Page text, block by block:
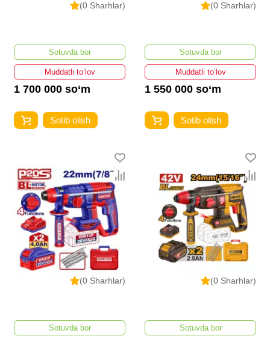
(0 Sharhlar)
Sotuvda bor
Muddatli to‘lov
1 700 000 so‘m
Sotib olish
(0 Sharhlar)
Sotuvda bor
Muddatli to‘lov
1 550 000 so‘m
Sotib olish
(0 Sharhlar)
Sotuvda bor
(0 Sharhlar)
Sotuvda bor